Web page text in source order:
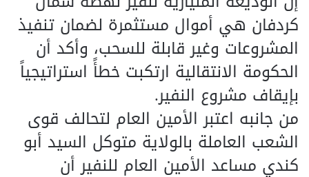
كردفان هي أموال مستثمرة لضمان تنفيذ
المشروعات وغير قابلة للسحب، وأكد أن
الحكومة الانتقالية ارتكبت خطأً استراتيجياً
بإيقاف مشروع النفير.
من جانبه اعتبر الأمين العام لتحالف قوى
الشعب العاملة بالولاية متوكل السيد أبو
كندي مساعد الأمين العام للنفير أن